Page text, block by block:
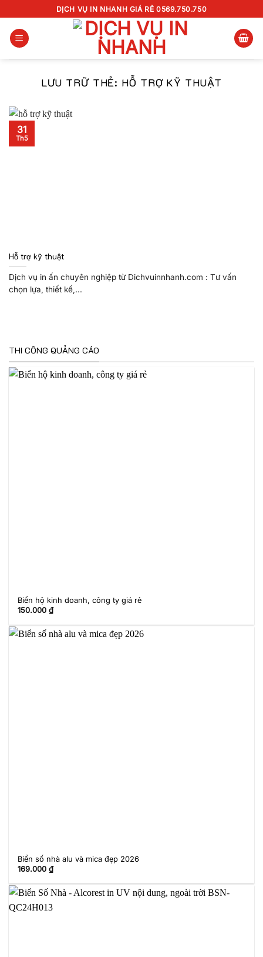
đến
nội
dung
DỊCH VỤ IN NHANH GIÁ RẺ 0569.750.750
LƯU TRỮ THẺ: HỖ TRỢ KỸ THUẬT
THI CÔNG QUẢNG CÁO
Biển hộ kinh doanh, công ty giá rẻ
150.000₫
Biển số nhà alu và mica đẹp 2026
169.000₫
Hỗ trợ kỹ thuật
Dịch vụ in ấn chuyên nghiệp từ Dichvuinnhanh.com : Tư vấn
chọn lựa, thiết kế,...
31
Th5